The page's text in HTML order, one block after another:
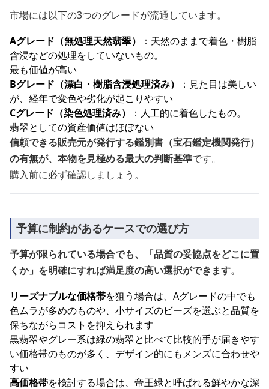
市場には以下の3つのグレードが流通しています。
Aグレード（無処理天然翡翠）
：天然のままで着色・樹脂
含浸などの処理をしていないもの。
最も価値が高い
Bグレード（漂白・樹脂含浸処理済み）
：見た目は美しい
が、経年で変色や劣化が起こりやすい
Cグレード（染色処理済み）
：人工的に着色したもの。
翡翠としての資産価値はほぼない
信頼できる販売元が発行する鑑別書（宝石鑑定機関発行）
の有無が、本物を見極める最大の判断基準です。
購入前に必ず確認しましょう。
予算に制約があるケースでの選び方
予算が限られている場合でも、「品質の妥協点をどこに置
くか」を明確にすれば満足度の高い選択ができます。
リーズナブルな価格帯を狙う場合は、Aグレードの中でも
色ムラが多めのものや、小サイズのビーズを選ぶと品質を
保ちながらコストを抑えられます
黒翡翠やグレー系は緑の翡翠と比べて比較的手が届きやす
い価格帯のものが多く、デザイン的にもメンズに合わせや
すい
高価格帯を検討する場合は、帝王緑と呼ばれる鮮やかな深